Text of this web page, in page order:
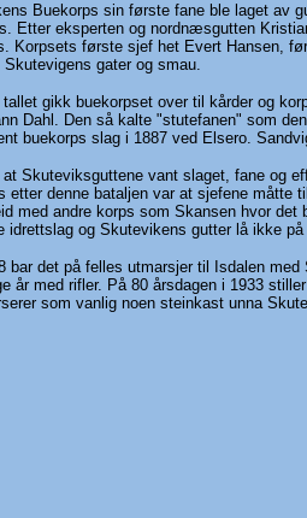
Buekorps sin første fane ble laget av
Etter eksperten og nordnæsgutten
Korpsets første sjef het Evert Hansen,
Skutevigens gater og smau.
tallet gikk buekorpset over til kårder og
Dahl. Den så kalte "stutefanen" som
buekorps slag i 1887 ved Elsero.
at Skuteviksguttene vant slaget, fane og
etter denne bataljen var at sjefene
med andre korps som Skansen hvor
idrettslag og Skutevikens gutter lå ikke
bar det på felles utmarsjer til Isdalen
år med rifler. På 80 årsdagen i 1933
som vanlig noen steinkast unna